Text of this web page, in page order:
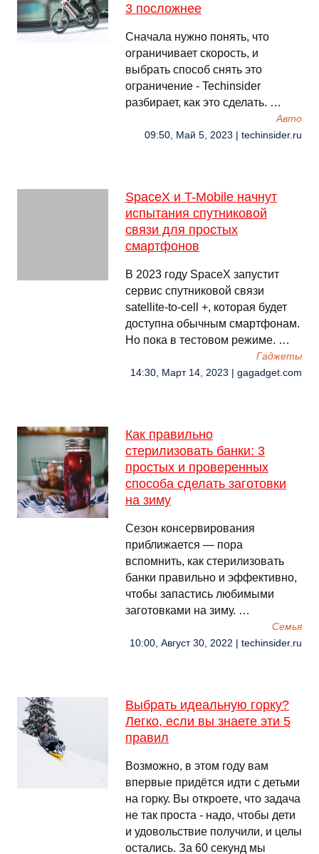
3 посложнее
Сначала нужно понять, что
ограничивает скорость, и
выбрать способ снять это
ограничение - Techinsider
разбирает, как это сделать. …
Авто
09:50, Май 5, 2023 | techinsider.ru
SpaceX и T-Mobile начнут
испытания спутниковой
связи для простых
смартфонов
В 2023 году SpaceX запустит
сервис спутниковой связи
satellite-to-cell +, которая будет
доступна обычным смартфонам.
Но пока в тестовом режиме. …
Гаджеты
14:30, Март 14, 2023 | gagadget.com
Как правильно
стерилизовать банки: 3
простых и проверенных
способа сделать заготовки
на зиму
Сезон консервирования
приближается — пора
вспомнить, как стерилизовать
банки правильно и эффективно,
чтобы запастись любимыми
заготовками на зиму. …
Семья
10:00, Август 30, 2022 | techinsider.ru
Выбрать идеальную горку?
Легко, если вы знаете эти 5
правил
Возможно, в этом году вам
впервые придётся идти с детьми
на горку. Вы откроете, что задача
не так проста - надо, чтобы дети
и удовольствие получили, и целы
остались. За 60 секунд мы